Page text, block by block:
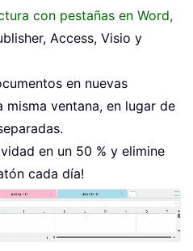
con pestañas en Word,
Access, Visio y
en nuevas
misma ventana, en lugar de
en un 50 % y elimine
cada día!